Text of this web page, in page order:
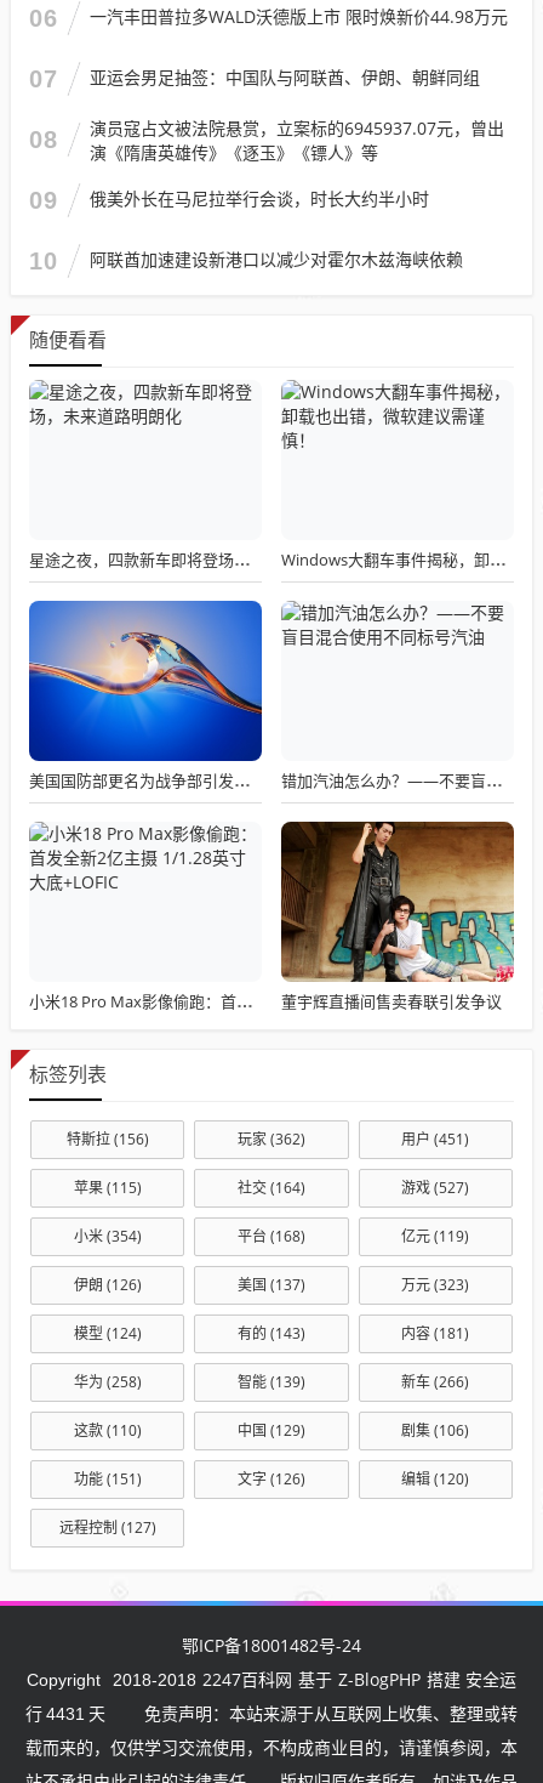
06 一汽丰田普拉多WALD沃德版上市 限时焕新价44.98万元
07 亚运会男足抽签：中国队与阿联酋、伊朗、朝鲜同组
08
演员寇占文被法院悬赏，立案标的6945937.07元，曾出
演《隋唐英雄传》《逐玉》《镖人》等
09 俄美外长在马尼拉举行会谈，时长大约半小时
10 阿联酋加速建设新港口以减少对霍尔木兹海峡依赖
随便看看
星途之夜，四款新车即将登场，未来道路明朗化 Windows大翻车事件揭秘，卸载也出错，微软建议需谨慎！
美国国防部更名为战争部引发关注热议 错加汽油怎么办？——不要盲目混合使用不同标号汽油
小米18 Pro Max影像偷跑：首发全新2亿主摄 1/1.28英寸大底+LOFIC 董宇辉直播间售卖春联引发争议
标签列表
特斯拉(156) 玩家(362) 用户 (451)
苹果(115) 社交(164) 游戏(527)
小米(354) 平台 (168) 亿元(119)
伊朗 (126) 美国 (137) 万元(323)
模型 (124) 有的 (143) 内容(181)
华为 (258) 智能(139) 新车(266)
这款(110) 中国 (129) 剧集(106)
功能(151) 文字(126) 编辑(120)
远程控制 (127)
鄂ICP备18001482号-24
Copyright 2018-2018 2247百科网 基于 Z-BlogPHP 搭建 安全运
行4431 天
免责声明：本站来源于从互联网上收集、整理或转
载而来的，仅供学习交流使用，不构成商业目的，请谨慎参阅，本